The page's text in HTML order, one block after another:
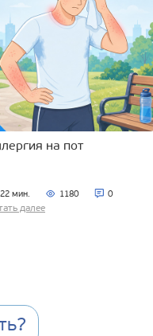
на пот
22 мин. 1180 0
далее